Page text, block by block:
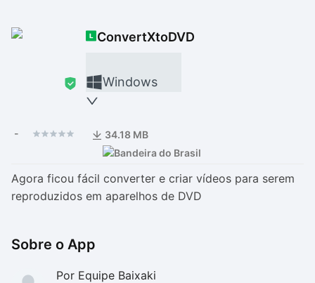
ConvertXtoDVD
Windows
- 34.18 MB
Agora ficou fácil converter e criar vídeos para serem
reproduzidos em aparelhos de DVD
Sobre o App
Por Equipe Baixaki